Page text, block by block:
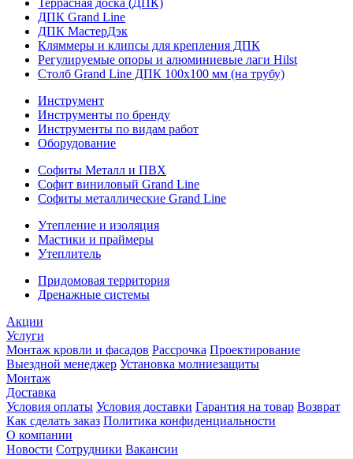
Террасная доска (ДПК)
ДПК Grand Line
ДПК МастерДэк
Кляммеры и клипсы для крепления ДПК
Регулируемые опоры и алюминиевые лаги Hilst
Столб Grand Line ДПК 100х100 мм (на трубу)
Инструмент
Инструменты по бренду
Инструменты по видам работ
Оборудование
Софиты Металл и ПВХ
Софит виниловый Grand Line
Софиты металлические Grand Line
Утепление и изоляция
Мастики и праймеры
Утеплитель
Придомовая территория
Дренажные системы
Акции
Услуги
Монтаж кровли и фасадов Рассрочка Проектирование
Выездной менеджер Установка молниезащиты
Монтаж
Доставка
Условия оплаты Условия доставки Гарантия на товар Возврат
Как сделать заказ Политика конфиденциальности
О компании
Новости Сотрудники Вакансии